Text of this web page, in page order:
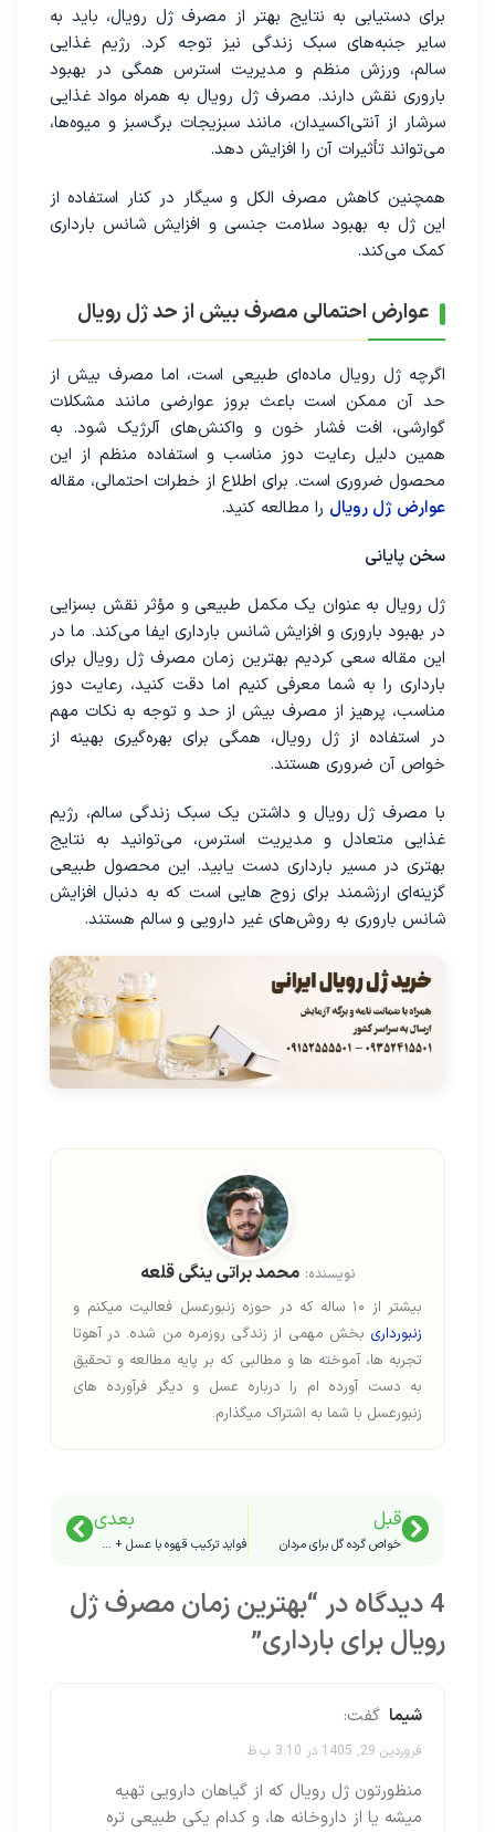
برای دستیابی به نتایج بهتر از مصرف ژل رویال، باید به
سایر جنبه‌های سبک زندگی نیز توجه کرد. رژیم غذایی
سالم، ورزش منظم و مدیریت استرس همگی در بهبود
باروری نقش دارند. مصرف ژل رویال به همراه مواد غذایی
سرشار از آنتی‌اکسیدان، مانند سبزیجات برگ‌سبز و میوه‌ها،
می‌تواند تأثیرات آن را افزایش دهد.
همچنین کاهش مصرف الکل و سیگار در کنار استفاده از
این ژل به بهبود سلامت جنسی و افزایش شانس بارداری
کمک می‌کند.
عوارض احتمالی مصرف بیش از حد ژل رویال
اگرچه ژل رویال ماده‌ای طبیعی است، اما مصرف بیش از
حد آن ممکن است باعث بروز عوارضی مانند مشکلات
گوارشی، افت فشار خون و واکنش‌های آلرژیک شود. به
همین دلیل رعایت دوز مناسب و استفاده منظم از این
محصول ضروری است. برای اطلاع از خطرات احتمالی، مقاله
عوارض ژل رویال را مطالعه کنید.
سخن پایانی
ژل رویال به عنوان یک مکمل طبیعی و مؤثر نقش بسزایی
در بهبود باروری و افزایش شانس بارداری ایفا می‌کند. ما در
این مقاله سعی کردیم بهترین زمان مصرف ژل رویال برای
بارداری را به شما معرفی کنیم اما دقت کنید، رعایت دوز
مناسب، پرهیز از مصرف بیش از حد و توجه به نکات مهم
در استفاده از ژل رویال، همگی برای بهره‌گیری بهینه از
خواص آن ضروری هستند.
با مصرف ژل رویال و داشتن یک سبک زندگی سالم، رژیم
غذایی متعادل و مدیریت استرس، می‌توانید به نتایج
بهتری در مسیر بارداری دست یابید. این محصول طبیعی
گزینه‌ای ارزشمند برای زوج هایی است که به دنبال افزایش
شانس باروری به روش‌های غیر دارویی و سالم هستند.
نویسنده: محمد براتی ینگی قلعه
بیشتر از ۱۰ ساله که در حوزه زنبورعسل فعالیت میکنم و
زنبورداری بخش مهمی از زندگی روزمره من شده. در آهوتا
تجربه ها، آموخته ها و مطالبی که بر پایه مطالعه و تحقیق
به دست آورده ام را درباره عسل و دیگر فرآورده های
زنبورعسل با شما به اشتراک میگذارم.
قبل
خواص گرده گل برای مردان
بعدی
فواید ترکیب قهوه با عسل + طرز تهیه قهوه و عسل
4 دیدگاه در “
بهترین زمان مصرف ژل
رویال برای بارداری”
شیما گفت:
فروردین 29, 1405 در 3:10 ب.ظ
منظورتون ژل رویال که از گیاهان دارویی تهیه
میشه یا از داروخانه ها، و کدام یکی طبیعی تره